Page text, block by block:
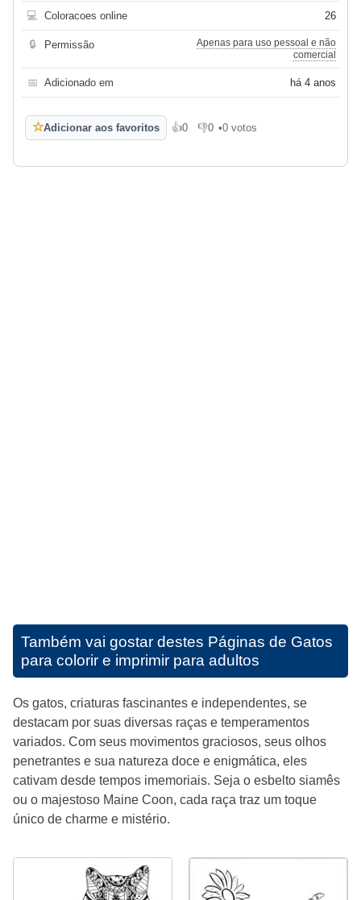
💻 Coloracoes online 26
🔒 Permissão
Apenas para uso pessoal e não
comercial
📅 Adicionado em há 4 anos
☆Adicionar aos favoritos 👍0
Gosto👎0
Não gosto
•0 votos
Também vai gostar destes Páginas de Gatos
para colorir e imprimir para adultos
Os gatos, criaturas fascinantes e independentes, se
destacam por suas diversas raças e temperamentos
variados. Com seus movimentos graciosos, seus olhos
penetrantes e sua natureza doce e enigmática, eles
cativam desde tempos imemoriais. Seja o esbelto siamês
ou o majestoso Maine Coon, cada raça traz um toque
único de charme e mistério.